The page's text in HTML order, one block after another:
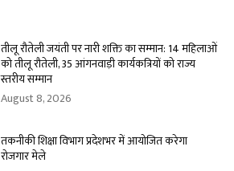
तीलू रौतेली जयंती पर नारी शक्ति का सम्मान: 14 महिलाओं
को तीलू रौतेली, 35 आंगनवाड़ी कार्यकत्रियों को राज्य
स्तरीय सम्मान
August 8, 2026
तकनीकी शिक्षा विभाग प्रदेशभर में आयोजित करेगा
रोजगार मेले